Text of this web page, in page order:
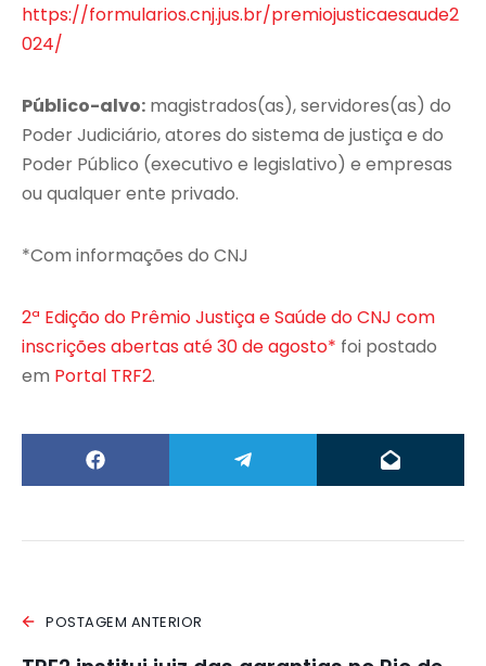
https://formularios.cnj.jus.br/premiojusticaesaude2
024/
Público-alvo: magistrados(as), servidores(as) do
Poder Judiciário, atores do sistema de justiça e do
Poder Público (executivo e legislativo) e empresas
ou qualquer ente privado.
*Com informações do CNJ
2ª Edição do Prêmio Justiça e Saúde do CNJ com
inscrições abertas até 30 de agosto* foi postado
em Portal TRF2.
POSTAGEM ANTERIOR